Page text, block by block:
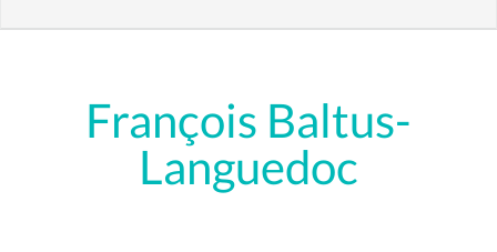
François Baltus-
Languedoc